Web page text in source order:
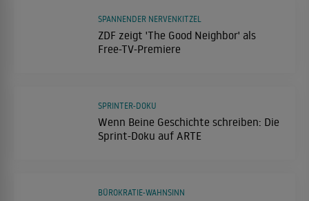
ZDF zeigt 'The Good Neighbor' als
Free-TV-Premiere
SPANNENDER NERVENKITZEL
Wenn Beine Geschichte schreiben: Die
Sprint-Doku auf ARTE
SPRINTER-DOKU
BÜROKRATIE-WAHNSINN